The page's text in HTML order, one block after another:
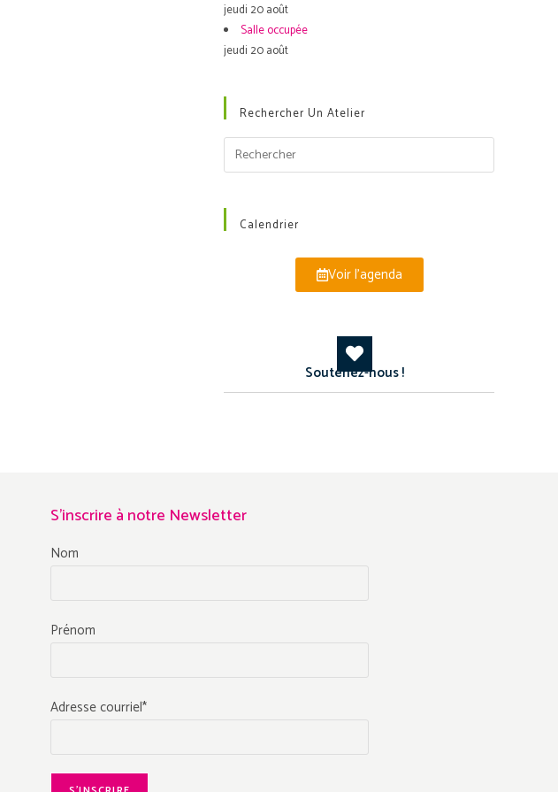
jeudi 20 août
Salle occupée
jeudi 20 août
Rechercher Un Atelier
Calendrier
Voir l'agenda
Soutenez-nous !
S'inscrire à notre Newsletter
Nom
Prénom
Adresse courriel*